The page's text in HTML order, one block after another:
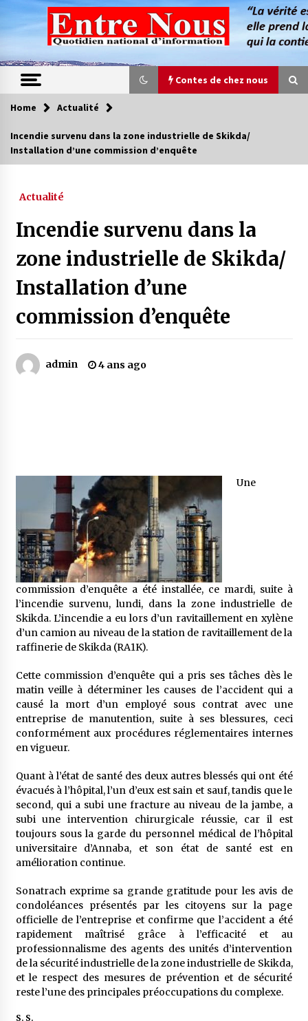
content
Contes de chez nous
Contes de chez nous
Quand la mère n’est plus là (17e partie)
4 ans ago
Oum el Gaïla / L’ogresse du M’zab
4 ans ago
4 ans ago
5 ans ago
Le bouc de l’Au-delà
5 ans ago
Le monstrueux vieillard (Un récit du Sud
algérien)
5 ans ago
touareg)
5 ans ago
Un conte targui/ Quand la tête est vide
5 ans ago
Tradition orale/ D’où viennent les contes et à
quoi servent-ils?
5 ans ago
Home Actualité
Incendie survenu dans la zone industrielle de Skikda/
Installation d’une commission d’enquête
Actualité
Incendie survenu dans la
zone industrielle de Skikda/
Installation d’une
commission d’enquête
admin 4 ans ago
Une
commission d’enquête a été installée, ce mardi, suite à
l’incendie survenu, lundi, dans la zone industrielle de
Skikda. L’incendie a eu lors d’un ravitaillement en xylène
d’un camion au niveau de la station de ravitaillement de la
raffinerie de Skikda (RA1K).
Cette commission d’enquête qui a pris ses tâches dès le
matin veille à déterminer les causes de l’accident qui a
causé la mort d’un employé sous contrat avec une
entreprise de manutention, suite à ses blessures, ceci
conformément aux procédures réglementaires internes
en vigueur.
Quant à l’état de santé des deux autres blessés qui ont été
évacués à l’hôpital, l’un d’eux est sain et sauf, tandis que le
second, qui a subi une fracture au niveau de la jambe, a
subi une intervention chirurgicale réussie, car il est
toujours sous la garde du personnel médical de l’hôpital
universitaire d’Annaba, et son état de santé est en
amélioration continue.
Sonatrach exprime sa grande gratitude pour les avis de
condoléances présentés par les citoyens sur la page
officielle de l’entreprise et confirme que l’accident a été
rapidement maîtrisé grâce à l’efficacité et au
professionnalisme des agents des unités d’intervention
de la sécurité industrielle de la zone industrielle de Skikda,
et le respect des mesures de prévention et de sécurité
reste l’une des principales préoccupations du complexe.
S. S.